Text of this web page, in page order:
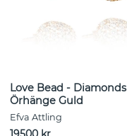
Love Bead - Diamonds
Örhänge Guld
Efva Attling